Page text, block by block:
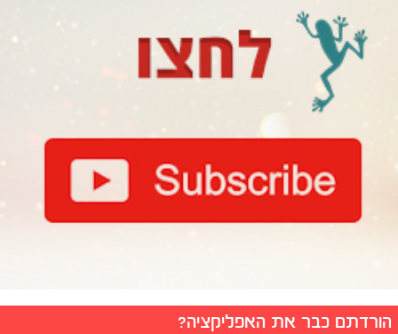
הורדתם כבר את האפליקציה?